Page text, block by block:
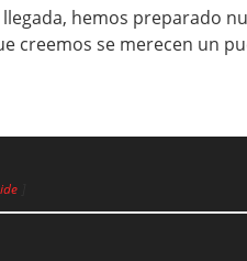
hemos preparado
creemos se merecen un